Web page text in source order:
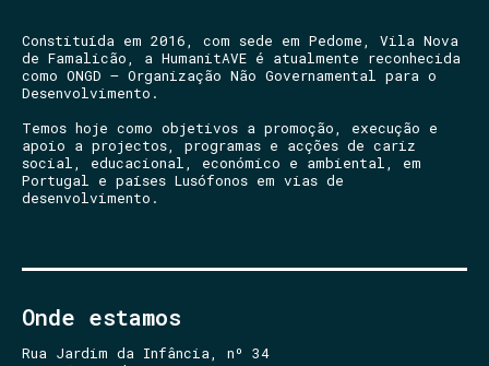
Constituída em 2016, com sede em Pedome, Vila Nova
de Famalicão, a HumanitAVE é atualmente reconhecida
como ONGD – Organização Não Governamental para o
Desenvolvimento.
Temos hoje como objetivos a promoção, execução e
apoio a projectos, programas e acções de cariz
social, educacional, económico e ambiental, em
Portugal e países Lusófonos em vias de
desenvolvimento.
Onde estamos
Rua Jardim da Infância, nº 34